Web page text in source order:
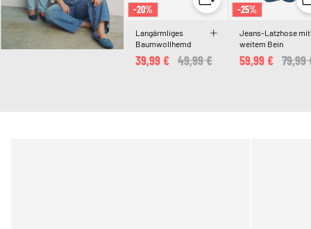
-20%
Langärmliges
Baumwollhemd
Price reduced from
49,99 €
39,99 €
-25%
Jeans-Latzhose mit
weitem Bein
Price
79,99
59,99 €